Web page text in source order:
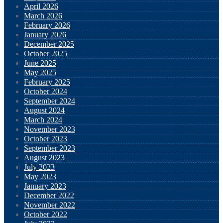
April 2026
March 2026
February 2026
January 2026
December 2025
October 2025
June 2025
May 2025
February 2025
October 2024
September 2024
August 2024
March 2024
November 2023
October 2023
September 2023
August 2023
July 2023
May 2023
January 2023
December 2022
November 2022
October 2022